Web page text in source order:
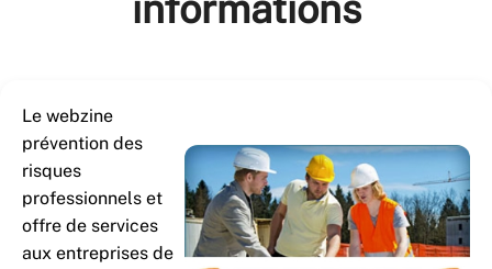
Le webzine
prévention des
risques
professionnels et
offre de services
aux entreprises de